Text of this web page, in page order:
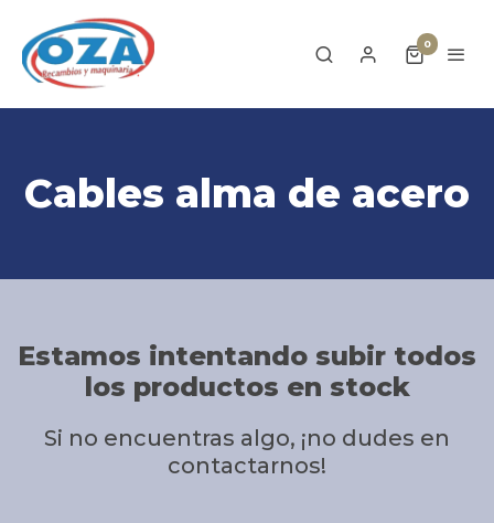
0
Cables alma de acero
Estamos intentando subir todos
los productos en stock
Si no encuentras algo, ¡no dudes en
contactarnos!